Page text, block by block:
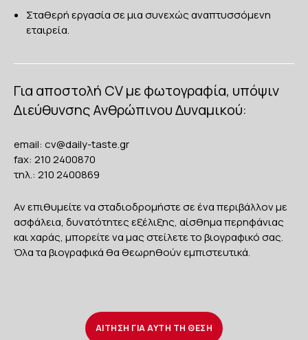
Σταθερή εργασία σε μια συνεχώς αναπτυσσόμενη
εταιρεία.
Για αποστολή CV με φωτογραφία, υπόψιν
Διεύθυνσης Ανθρώπινου Δυναμικού:
email: cv@daily-taste.gr
fax: 210 2400870
τηλ.: 210 2400869
Αν επιθυμείτε να σταδιοδρομήστε σε ένα περιβάλλον με
ασφάλεια, δυνατότητες εξέλιξης, αίσθημα περηφάνιας
και χαράς, μπορείτε να μας στείλετε το βιογραφικό σας.
Όλα τα βιογραφικά θα θεωρηθούν εμπιστευτικά.
ΑΙΤΗΣΗ ΓΙΑ ΑΥΤΗ ΤΗ ΘΕΣΗ